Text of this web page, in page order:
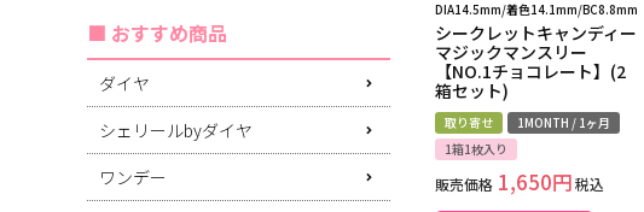
おすすめ商品
ダイヤ
シェリールbyダイヤ
ワンデー
DIA14.5mm/着色14.1mm/BC8.8mm
シークレットキャンディー
マジックマンスリー
【NO.1チョコレート】(2
箱セット)
取り寄せ
1MONTH / 1ヶ月
1箱1枚入り
販売価格 1,650 税込